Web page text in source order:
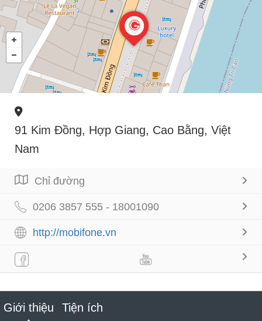
91 Kim Đồng, Hợp Giang, Cao Bằng, Việt
Nam
Chỉ đường
0206 3857 555 - 18001090
http://mobifone.vn
Giới thiệu Tiện ích